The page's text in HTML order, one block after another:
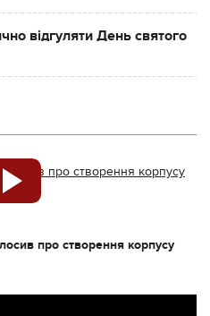
відгуляти День святого
про створення корпусу